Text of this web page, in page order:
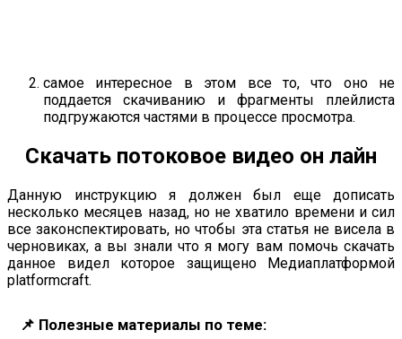
самое интересное в этом все то, что оно не
поддается скачиванию и фрагменты плейлиста
подгружаются частями в процессе просмотра.
Скачать потоковое видео он лайн
Данную инструкцию я должен был еще дописать
несколько месяцев назад, но не хватило времени и сил
все законспектировать, но чтобы эта статья не висела в
черновиках, а вы знали что я могу вам помочь скачать
данное видел которое защищено Медиаплатформой
platformcraft.
📌 Полезные материалы по теме: